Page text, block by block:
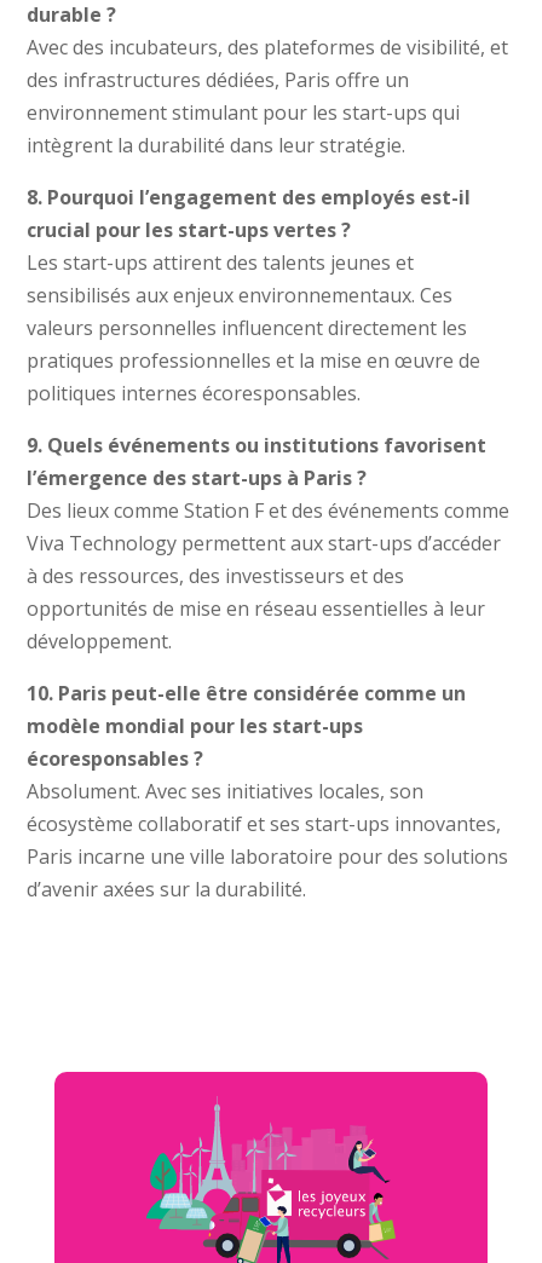
durable ?
Avec des incubateurs, des plateformes de visibilité, et
des infrastructures dédiées, Paris offre un
environnement stimulant pour les start-ups qui
intègrent la durabilité dans leur stratégie.
8. Pourquoi l’engagement des employés est-il
crucial pour les start-ups vertes ?
Les start-ups attirent des talents jeunes et
sensibilisés aux enjeux environnementaux. Ces
valeurs personnelles influencent directement les
pratiques professionnelles et la mise en œuvre de
politiques internes écoresponsables.
9. Quels événements ou institutions favorisent
l’émergence des start-ups à Paris ?
Des lieux comme Station F et des événements comme
Viva Technology permettent aux start-ups d’accéder
à des ressources, des investisseurs et des
opportunités de mise en réseau essentielles à leur
développement.
10. Paris peut-elle être considérée comme un
modèle mondial pour les start-ups
écoresponsables ?
Absolument. Avec ses initiatives locales, son
écosystème collaboratif et ses start-ups innovantes,
Paris incarne une ville laboratoire pour des solutions
d’avenir axées sur la durabilité.